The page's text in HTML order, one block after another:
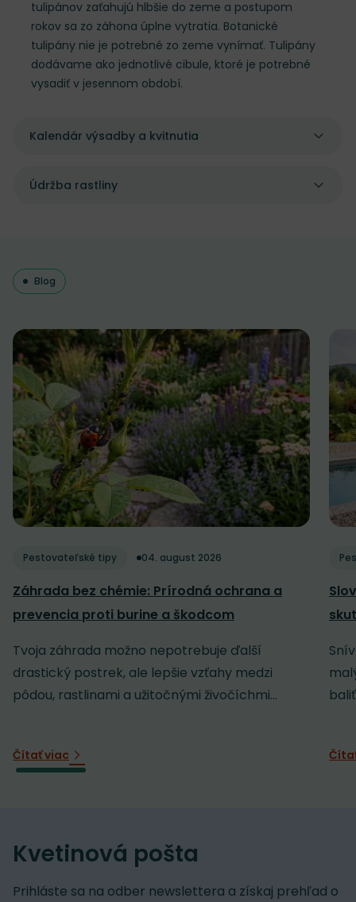
tulipánov zaťahujú hlbšie do zeme a postupom
rokov sa zo záhona úplne vytratia. Botanické
tulipány nie je potrebné zo zeme vynímať. Tulipány
dodávame ako jednotlivé cibule, ktoré je potrebné
vysadiť v jesennom období.
Kalendár výsadby a kvitnutia
Údržba rastliny
Blog
Pestovateľské tipy 04. august 2026
Záhrada bez chémie: Prírodná ochrana a
prevencia proti burine a škodcom
Tvoja záhrada možno nepotrebuje ďalší
drastický postrek, ale lepšie vzťahy medzi
pôdou, rastlinami a užitočnými živočíchmi...
Čítať viac
Kvetinová pošta
Prihláste sa na odber newslettera a získaj prehľad o